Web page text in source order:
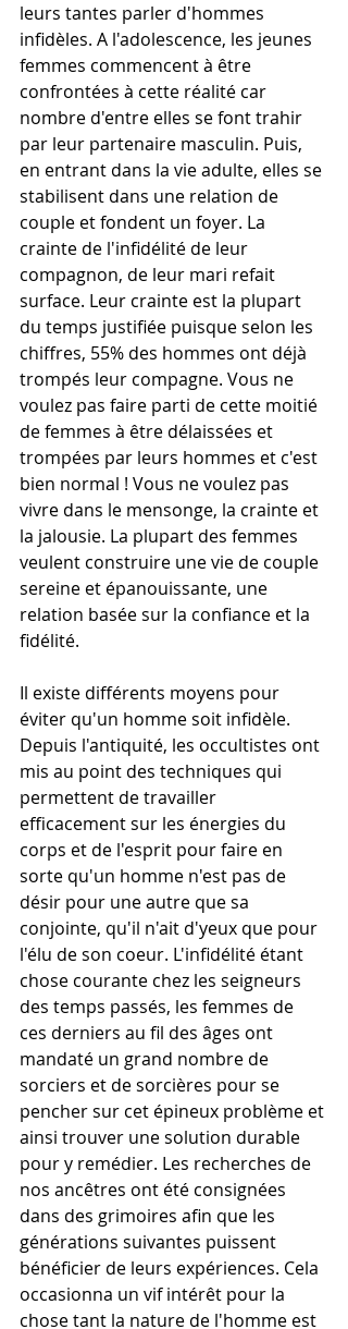
leurs tantes parler d'hommes
infidèles. A l'adolescence, les jeunes
femmes commencent à être
confrontées à cette réalité car
nombre d'entre elles se font trahir
par leur partenaire masculin. Puis,
en entrant dans la vie adulte, elles se
stabilisent dans une relation de
couple et fondent un foyer. La
crainte de l'infidélité de leur
compagnon, de leur mari refait
surface. Leur crainte est la plupart
du temps justifiée puisque selon les
chiffres, 55% des hommes ont déjà
trompés leur compagne. Vous ne
voulez pas faire parti de cette moitié
de femmes à être délaissées et
trompées par leurs hommes et c'est
bien normal ! Vous ne voulez pas
vivre dans le mensonge, la crainte et
la jalousie. La plupart des femmes
veulent construire une vie de couple
sereine et épanouissante, une
relation basée sur la confiance et la
fidélité.
Il existe différents moyens pour
éviter qu'un homme soit infidèle.
Depuis l'antiquité, les occultistes ont
mis au point des techniques qui
permettent de travailler
efficacement sur les énergies du
corps et de l'esprit pour faire en
sorte qu'un homme n'est pas de
désir pour une autre que sa
conjointe, qu'il n'ait d'yeux que pour
l'élu de son coeur. L'infidélité étant
chose courante chez les seigneurs
des temps passés, les femmes de
ces derniers au fil des âges ont
mandaté un grand nombre de
sorciers et de sorcières pour se
pencher sur cet épineux problème et
ainsi trouver une solution durable
pour y remédier. Les recherches de
nos ancêtres ont été consignées
dans des grimoires afin que les
générations suivantes puissent
bénéficier de leurs expériences. Cela
occasionna un vif intérêt pour la
chose tant la nature de l'homme est